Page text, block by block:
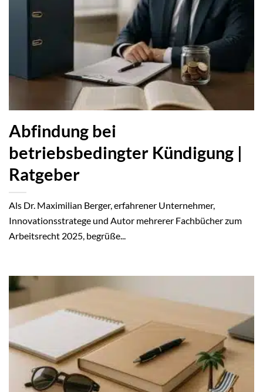
Abfindung bei
betriebsbedingter Kündigung |
Ratgeber
Als Dr. Maximilian Berger, erfahrener Unternehmer,
Innovationsstratege und Autor mehrerer Fachbücher zum
Arbeitsrecht 2025, begrüße...